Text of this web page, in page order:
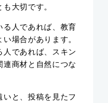
大切です。
る人であれば、教育
場合があります。
であれば、スキン
商材と自然につな
いと、投稿を見たフ